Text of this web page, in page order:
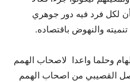
لكل فرد فيه دور جوهري
والنهوض باقتصاده.
رؤية ٢٠٣٠ مصدر الهام وحلما واعدا لاصحاب الهمم
القصيبي من اصحاب الهمم